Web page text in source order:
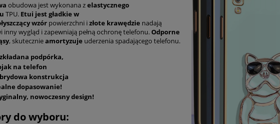
obudowa jest wykonana zelastycznego
TPU. Etui jest gładkie w
wzór powierzchni i złote krawędzie nadają
inny wygląd i zapewniają pełną ochronę telefonu.Odporne
, skutecznieamortyzuje uderzenia spadającego telefonu.
podpórka,
na telefon
konstrukcja
dopasowanie!
nowoczesny design!
do wyboru: